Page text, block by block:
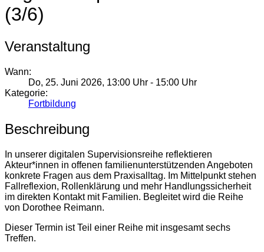
(3/6)
Veranstaltung
Wann:
Do, 25. Juni 2026, 13:00 Uhr - 15:00 Uhr
Kategorie:
Fortbildung
Beschreibung
In unserer digitalen Supervisionsreihe reflektieren
Akteur*innen in offenen familienunterstützenden Angeboten
konkrete Fragen aus dem Praxisalltag. Im Mittelpunkt stehen
Fallreflexion, Rollenklärung und mehr Handlungssicherheit
im direkten Kontakt mit Familien. Begleitet wird die Reihe
von Dorothee Reimann.
Dieser Termin ist Teil einer Reihe mit insgesamt sechs
Treffen.